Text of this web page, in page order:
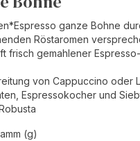
ganze Bohne
Röstaromen
frisch gemahlener
von Cappuccino oder
Espressokocher und
(g)